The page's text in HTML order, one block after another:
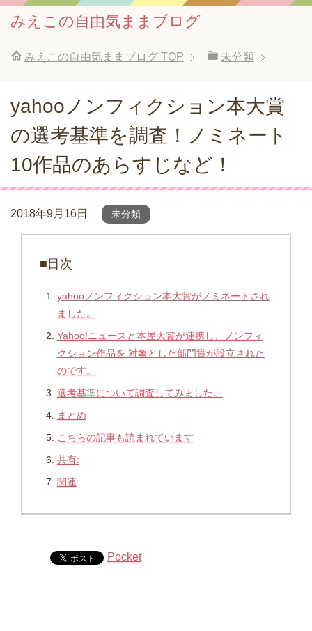
みえこの自由気ままブログ
みえこの自由気ままブログ TOP 未分類
yahooノンフィクション本大賞
の選考基準を調査！ノミネート
10作品のあらすじなど！
2018年9月16日 未分類
■目次
yahooノンフィクション本大賞がノミネートされ
ました。
Yahoo!ニュースと本屋大賞が連携し、ノンフィ
クション作品を 対象とした部門賞が設立された
のです。
選考基準について調査してみました。
まとめ
こちらの記事も読まれています
共有:
関連
Pocket